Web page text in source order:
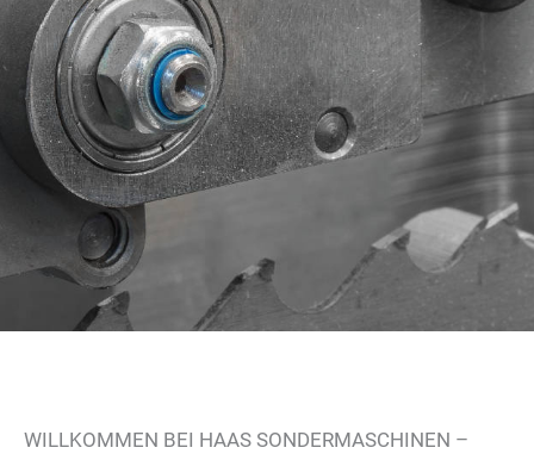
WILLKOMMEN BEI HAAS SONDERMASCHINEN –